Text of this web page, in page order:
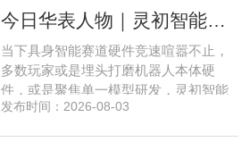
间盘活、私域变现、稳现金流搭建、试
现状，深度剖析行业双重发展困境
今日华表人物｜灵初智能CEO王启斌：押注千万级数据解锁具身智能质变
当下具身智能赛道硬件竞速喧嚣不止，
多数玩家或是埋头打磨机器人本体硬
件，或是聚焦单一模型研发，灵初智能
自创立之初便守住初心，以自研操作大
发布时间：2026-08-03